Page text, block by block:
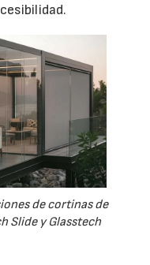
de cortinas de
Slide y Glasstech